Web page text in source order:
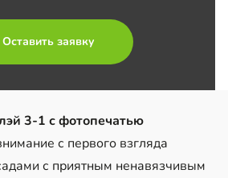
Оставить заявку
3-1 с фотопечатью
с первого взгляда
с приятным ненавязчивым